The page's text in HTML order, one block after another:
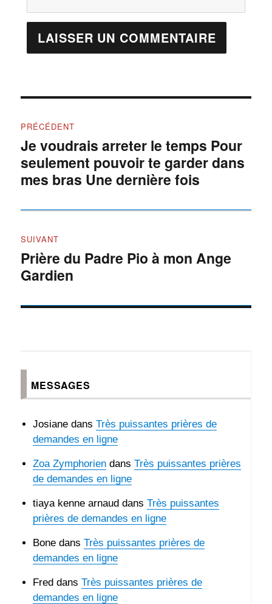
de
l’article
PRÉCÉDENT
Publication
précédente :
Je voudrais arreter le temps Pour
seulement pouvoir te garder dans
mes bras Une dernière fois
SUIVANT
Publication
suivante :
Prière du Padre Pio à mon Ange
Gardien
MESSAGES
Josiane dansTrès puissantes prières de
demandes en ligne
Zoa Zymphorien dansTrès puissantes prières
de demandes en ligne
tiaya kenne arnaud dansTrès puissantes
prières de demandes en ligne
Bone dansTrès puissantes prières de
demandes en ligne
Fred dansTrès puissantes prières de
demandes en ligne